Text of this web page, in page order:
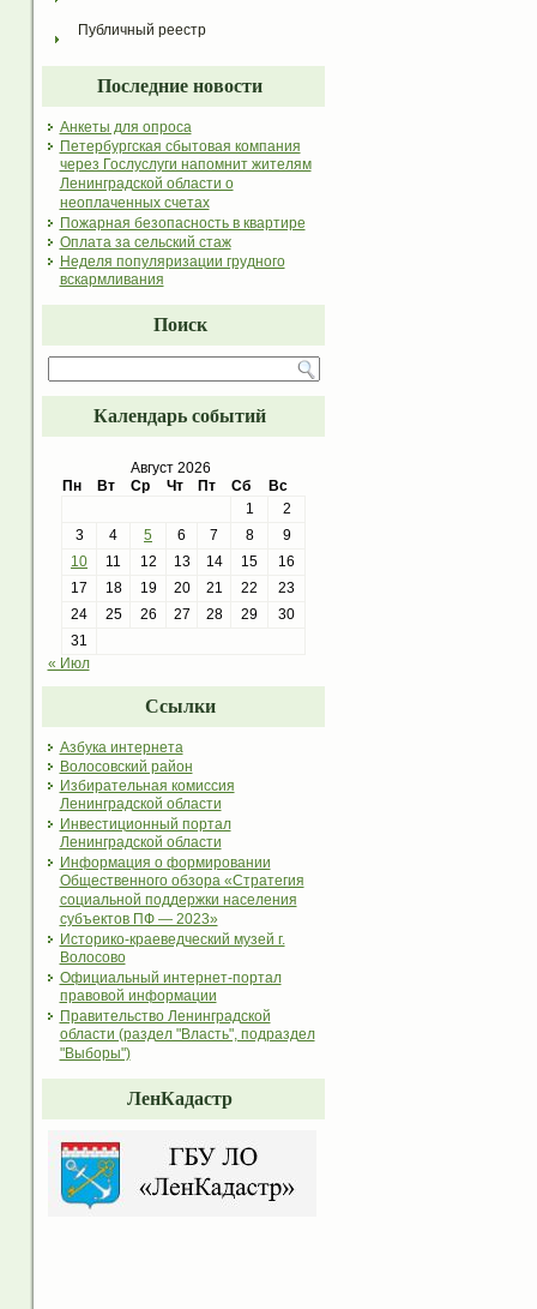
Публичный реестр
Последние новости
Анкеты для опроса
Петербургская сбытовая компания
через Гослуслуги напомнит жителям
Ленинградской области о
неоплаченных счетах
Пожарная безопасность в квартире
Оплата за сельский стаж
Неделя популяризации грудного
вскармливания
Поиск
Календарь событий
Август 2026
Пн
Вт Ср Чт Пт Сб
Вс
1
2
3
4 5 6 7 8
9
10
11 12 13 14 15
16
17
18 19 20 21 22
23
24
25 26 27 28 29
30
31
« Июл
Ссылки
Азбука интернета
Волосовский район
Избирательная комиссия
Ленинградской области
Инвестиционный портал
Ленинградской области
Информация о формировании
Общественного обзора «Стратегия
социальной поддержки населения
субъектов ПФ — 2023»
Историко-краеведческий музей г.
Волосово
Официальный интернет-портал
правовой информации
Правительство Ленинградской
области (раздел "Власть", подраздел
"Выборы")
ЛенКадастр